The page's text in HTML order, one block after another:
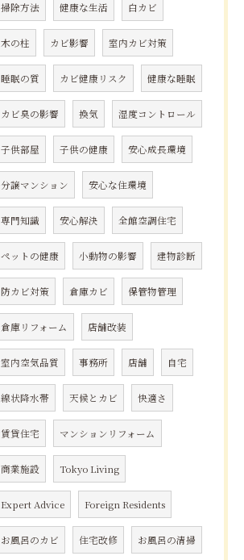
掃除方法 健康な生活 白カビ
木の柱 カビ影響 室内カビ対策
睡眠の質 カビ健康リスク 健康な睡眠
カビ臭の影響 換気 湿度コントロール
子供部屋 子供の健康 安心成長環境
分譲マンション 安心な住環境
専門知識 安心解決 全館空調住宅
ペットの健康 小動物の影響 建物診断
防カビ対策 倉庫カビ 保管物管理
倉庫リフォーム 店舗改装
室内空気品質 事務所 店舗 自宅
線状降水帯 天候とカビ 快適さ
賃貸住宅 マンションリフォーム
商業施設 Tokyo Living
Expert Advice Foreign Residents
お風呂のカビ 住宅改修 お風呂の清掃